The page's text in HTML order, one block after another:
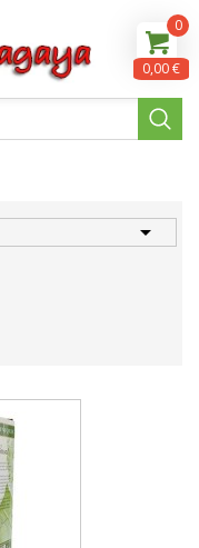

0
0,00 €